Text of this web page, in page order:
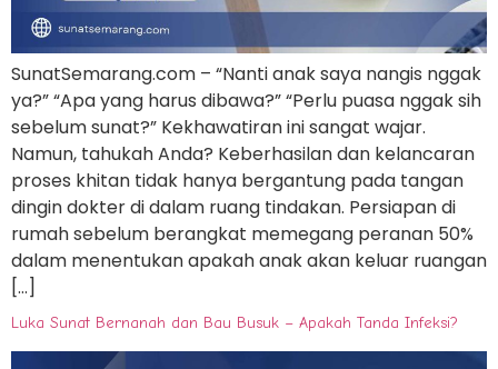
SunatSemarang.com – “Nanti anak saya nangis nggak
ya?” “Apa yang harus dibawa?” “Perlu puasa nggak sih
sebelum sunat?” Kekhawatiran ini sangat wajar.
Namun, tahukah Anda? Keberhasilan dan kelancaran
proses khitan tidak hanya bergantung pada tangan
dingin dokter di dalam ruang tindakan. Persiapan di
rumah sebelum berangkat memegang peranan 50%
dalam menentukan apakah anak akan keluar ruangan
[…]
Luka Sunat Bernanah dan Bau Busuk – Apakah Tanda Infeksi?